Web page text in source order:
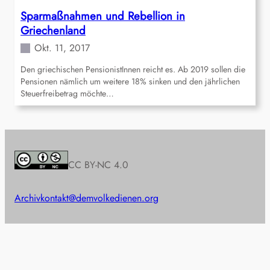
Sparmaßnahmen und Rebellion in
Griechenland
Okt. 11, 2017
Den griechischen PensionistInnen reicht es. Ab 2019 sollen die
Pensionen nämlich um weitere 18% sinken und den jährlichen
Steuerfreibetrag möchte…
CC BY-NC 4.0
Archivkontakt@demvolkedienen.org